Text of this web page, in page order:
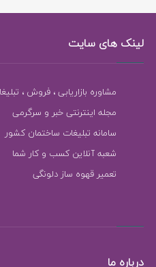
لینک های سایت
مشاوره بازاریابی ، فروش ،
مجله اینترنتی خبر و سرگرمی
سامانه تبلیغات ساختمان کشور
شعبه آنلاین کسب و کار شما
تعمیر قهوه ساز دلونگی
درباره ما